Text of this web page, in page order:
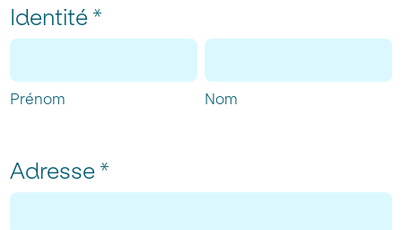
Identité *
Prénom
Prénom
Nom
Nom
Adresse *